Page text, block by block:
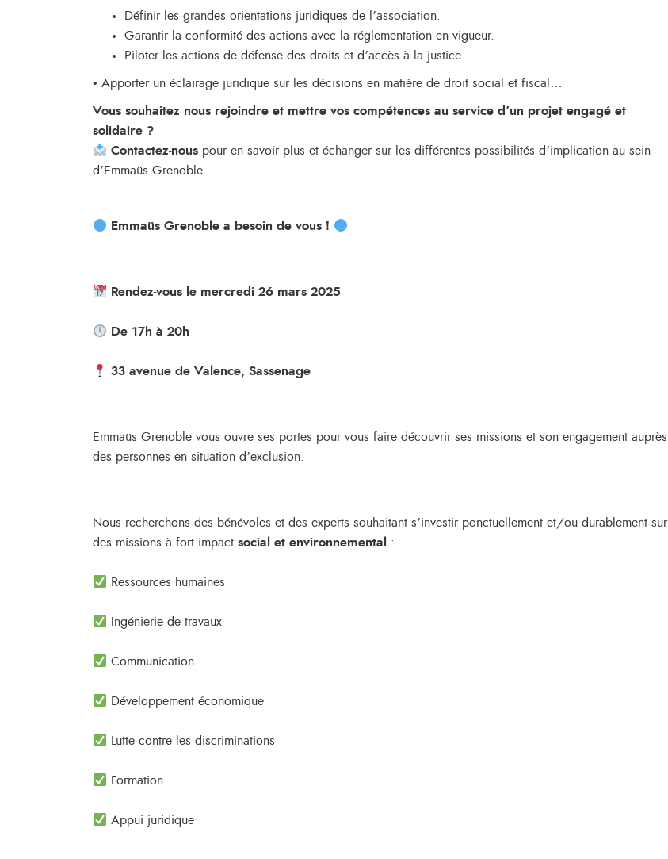
Définir les grandes orientations juridiques de l’association.
Garantir la conformité des actions avec la réglementation en vigueur.
Piloter les actions de défense des droits et d’accès à la justice.
• Apporter un éclairage juridique sur les décisions en matière de droit social et fiscal…
Vous souhaitez nous rejoindre et mettre vos compétences au service d’un projet engagé et
solidaire ?
Contactez-nous pour en savoir plus et échanger sur les différentes possibilités d’implication au sein
d’Emmaüs Grenoble
Emmaüs Grenoble a besoin de vous !
Rendez-vous le mercredi 26 mars 2025
De 17h à 20h
33 avenue de Valence, Sassenage
Emmaüs Grenoble vous ouvre ses portes pour vous faire découvrir ses missions et son engagement auprès
des personnes en situation d’exclusion.
Nous recherchons des bénévoles et des experts souhaitant s’investir ponctuellement et/ou durablement sur
des missions à fort impact social et environnemental :
Ressources humaines
Ingénierie de travaux
Communication
Développement économique
Lutte contre les discriminations
Formation
Appui juridique